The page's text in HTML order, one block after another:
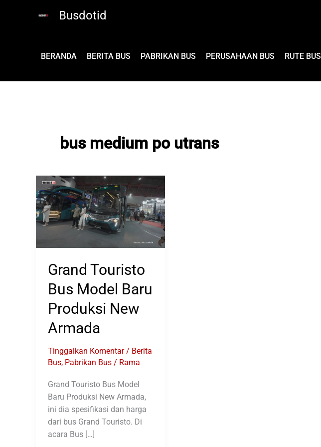
Busdotid
BERANDA BERITA BUS PABRIKAN BUS PERUSAHAAN BUS RUTE BUS
bus medium po utrans
Grand Touristo
Bus Model Baru
Produksi New
Armada
Tinggalkan Komentar / Berita
Bus, Pabrikan Bus / Rama
Grand Touristo Bus Model
Baru Produksi New Armada,
ini dia spesifikasi dan harga
dari bus Grand Touristo. Di
acara Bus […]